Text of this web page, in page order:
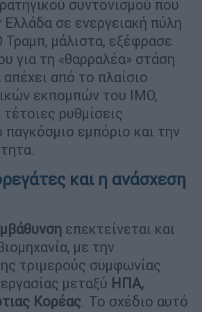
συντονισμού που
Ελλάδα σε ενεργειακή πύλη
μάλιστα, εξέφρασε
για τη «θαρραλέα» στάση
από το πλαίσιο
εκπομπών του ΙΜΟ,
ρυθμίσεις
παγκόσμιο εμπόριο και την
και η ανάσχεση
επεκτείνεται και
με την
τριμερούς συμφωνίας
μεταξύ ΗΠΑ,
Κορέας. Το σχέδιο αυτό